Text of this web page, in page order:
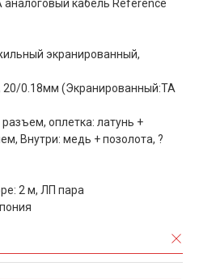
аналоговый кабель Reference
экранированный,
20/0.18мм (Экранированный:TA
оплетка: латунь +
Внутри: медь + позолота, ?
2 м, ЛП пара